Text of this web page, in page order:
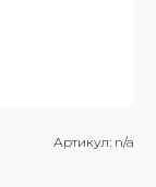
Артикул: n/a